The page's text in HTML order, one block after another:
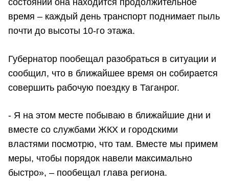
время – каждый день транспорт поднимает пыль
почти до высоты 10-го этажа.
Губернатор пообещал разобраться в ситуации и
сообщил, что в ближайшее время он собирается
совершить рабочую поездку в Таганрог.
- Я на этом месте побываю в ближайшие дни и
вместе со службами ЖКХ и городскими
властями посмотрю, что там. Вместе мы примем
меры, чтобы порядок навели максимально
быстро», – пообещал глава региона.